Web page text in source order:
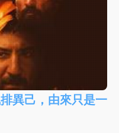
異己，由來只是一